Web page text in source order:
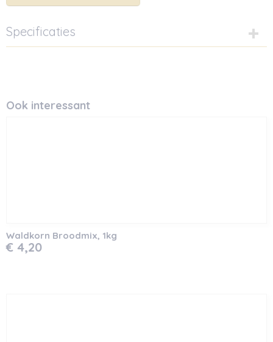
Specificaties
Ook interessant
Waldkorn Broodmix, 1kg
€ 4,20